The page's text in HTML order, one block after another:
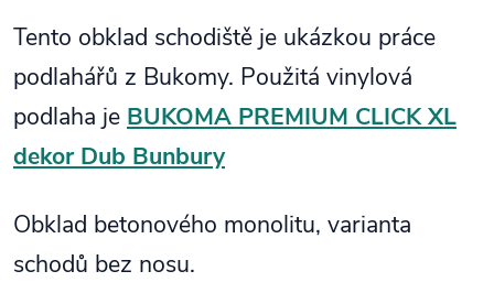
Tento obklad schodiště je ukázkou práce
podlahářů z Bukomy. Použitá vinylová
podlaha je BUKOMA PREMIUM CLICK XL
dekor Dub Bunbury
Obklad betonového monolitu, varianta
schodů bez nosu.